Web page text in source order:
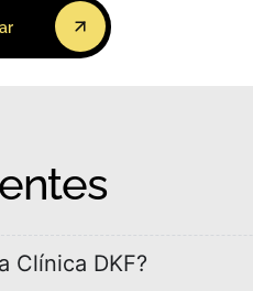
Clínica DKF?